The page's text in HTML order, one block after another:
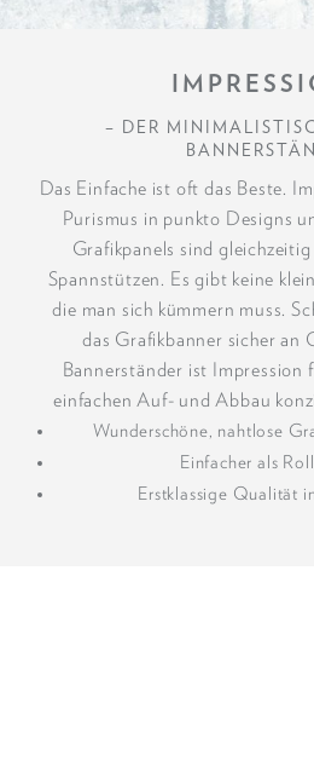
– DER
Das Einfache ist oft das Beste.
Purismus in punkto Designs
Grafikpanels sind
Spannstützen. Es gibt keine
die man sich kümmern muss.
das Grafikbanner sicher an
Bannerständer ist Impression
einfachen Auf- und Abbau
Wunderschöne, nahtlose
Einfacher als
Erstklassige Qualität